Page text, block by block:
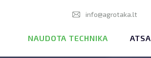
info@agrotaka.lt
NAUDOTA TECHNIKA